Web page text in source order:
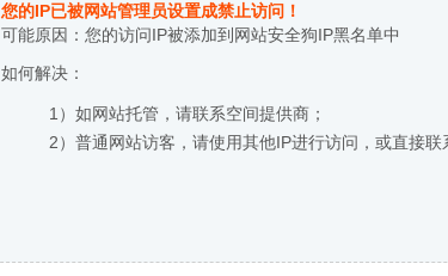
您的IP已被网站管理员设置成禁止访问！
可能原因：您的访问IP被添加到网站安全狗IP黑名单中
如何解决：
1）如网站托管，请联系空间提供商；
2）普通网站访客，请使用其他IP进行访问，或直接联